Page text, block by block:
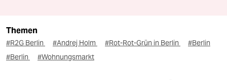
Themen
#R2G Berlin #Andrej Holm #Rot-Rot-Grün in Berlin
#Berlin
#Berlin
#Wohnungsmarkt